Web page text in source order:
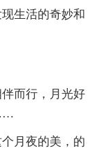
生活的奇妙和
而行，月光好
月夜的美，的